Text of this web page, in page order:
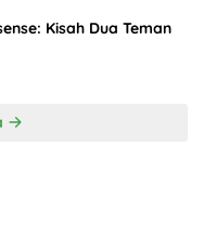
Kisah Dua Teman